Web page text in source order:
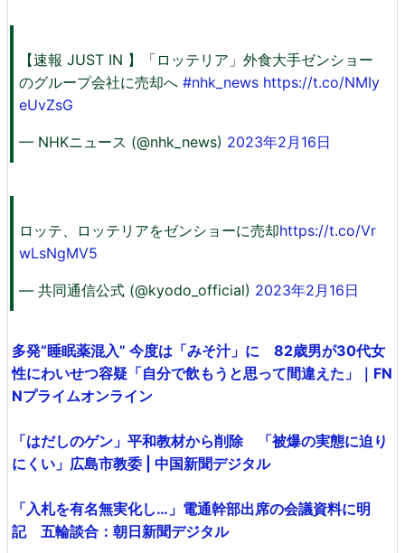
【速報 JUST IN 】「ロッテリア」外食大手ゼンショー
のグループ会社に売却へ #nhk_news https://t.co/NMIy
eUvZsG
— NHKニュース (@nhk_news) 2023年2月16日
ロッテ、ロッテリアをゼンショーに売却https://t.co/Vr
wLsNgMV5
— 共同通信公式 (@kyodo_official) 2023年2月16日
多発“睡眠薬混入” 今度は「みそ汁」に 82歳男が30代女
性にわいせつ容疑「自分で飲もうと思って間違えた」｜FN
Nプライムオンライン
「はだしのゲン」平和教材から削除 「被爆の実態に迫り
にくい」広島市教委 | 中国新聞デジタル
「入札を有名無実化し…」電通幹部出席の会議資料に明
記 五輪談合：朝日新聞デジタル